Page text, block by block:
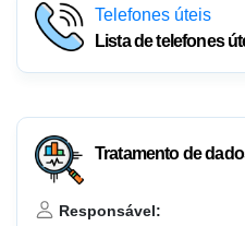
Telefones úteis
Lista de telefones
Tratamento de
Responsável: